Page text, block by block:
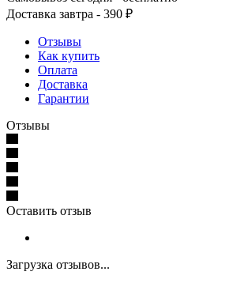
Доставка завтра - 390 ₽
Отзывы
Как купить
Оплата
Доставка
Гарантии
Отзывы
Оставить отзыв
Загрузка отзывов...